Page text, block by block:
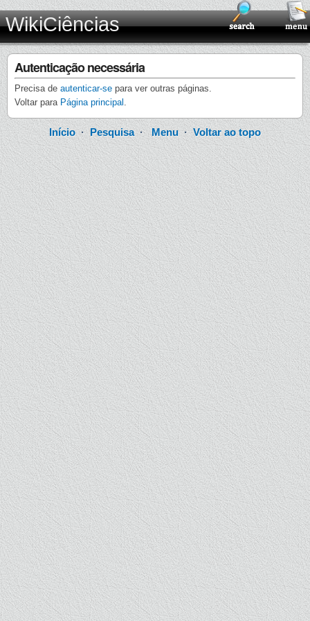
WikiCiências
Autenticação necessária
Precisa de autenticar-se para ver outras páginas.
Voltar para Página principal .
Início · Pesquisa·Menu ·Voltar ao topo